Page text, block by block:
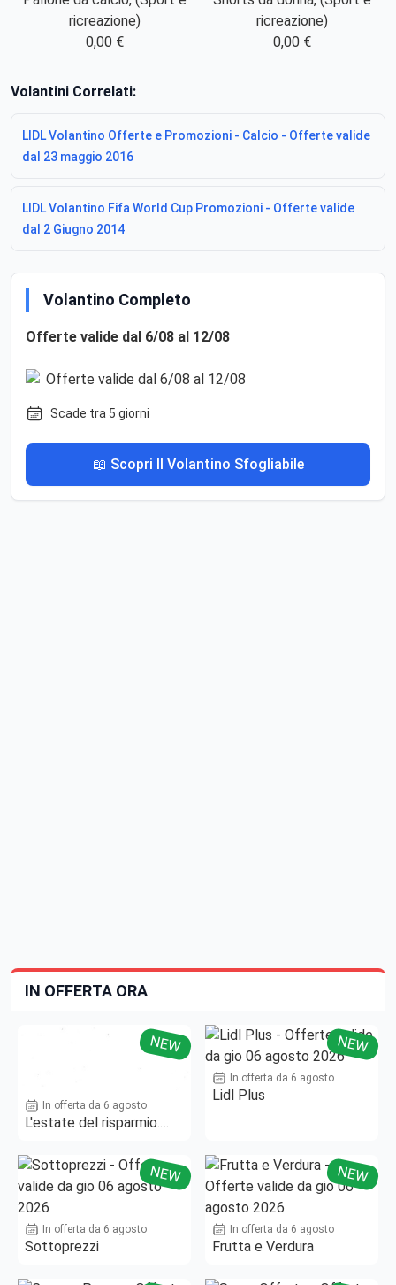
ricreazione)
0,00 €
ricreazione)
0,00 €
Volantini Correlati:
LIDL Volantino Offerte e Promozioni - Calcio - Offerte valide
dal 23 maggio 2016
LIDL Volantino Fifa World Cup Promozioni - Offerte valide
dal 2 Giugno 2014
Volantino Completo
Offerte valide dal 6/08 al 12/08
Scade tra 5 giorni
📖 Scopri Il Volantino Sfogliabile
IN OFFERTA ORA
NEW
In offerta da 6 agosto
L'estate del risparmio.
NEW
In offerta da 6 agosto
Lidl Plus
NEW
In offerta da 6 agosto
Sottoprezzi
NEW
In offerta da 6 agosto
Frutta e Verdura